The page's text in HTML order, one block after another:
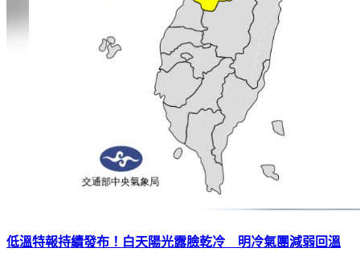
低溫特報持續發布！白天陽光露臉乾冷 明冷氣團減弱回溫